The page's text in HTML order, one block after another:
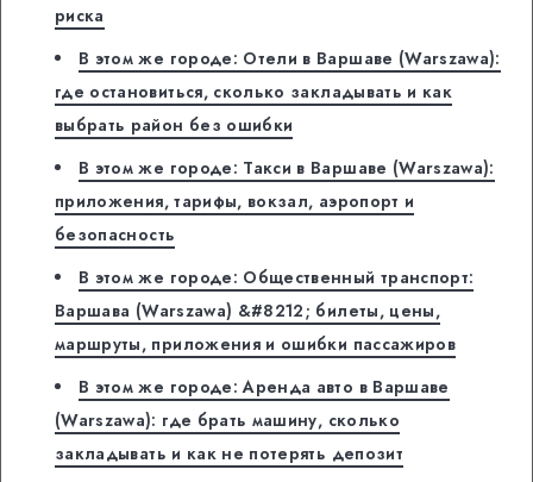
риска
В этом же городе: Отели в Варшаве (Warszawa):
где остановиться, сколько закладывать и как
выбрать район без ошибки
В этом же городе: Такси в Варшаве (Warszawa):
приложения, тарифы, вокзал, аэропорт и
безопасность
В этом же городе: Общественный транспорт:
Варшава (Warszawa) &#8212; билеты, цены,
маршруты, приложения и ошибки пассажиров
В этом же городе: Аренда авто в Варшаве
(Warszawa): где брать машину, сколько
закладывать и как не потерять депозит